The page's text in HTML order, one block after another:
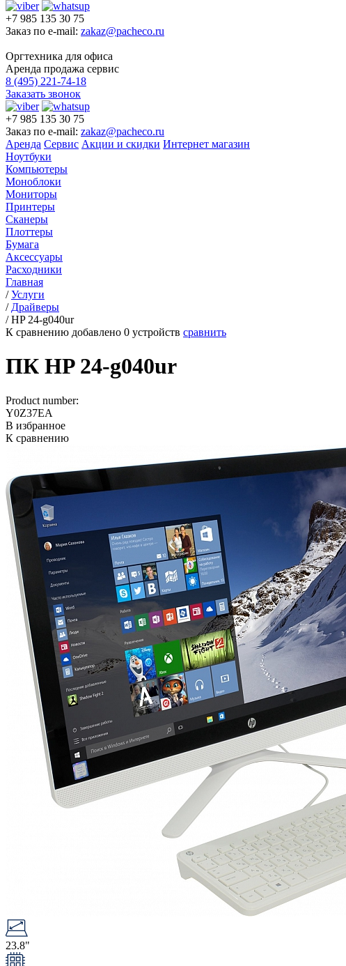
+7 985 135 30 75
Заказ по e-mail: zakaz@pacheco.ru
Оргтехника для офиса
Аренда продажа сервис
8 (495) 221-74-18
Заказать звонок
+7 985 135 30 75
Заказ по e-mail: zakaz@pacheco.ru
Аренда Сервис Акции и скидки Интернет магазин
Ноутбуки
Компьютеры
Моноблоки
Мониторы
Принтеры
Сканеры
Плоттеры
Бумага
Аксессуары
Расходники
Главная
/Услуги
/ Драйверы
/HP 24-g040ur
К сравнению добавлено 0 устройств сравнить
ПК HP 24-g040ur
Product number:
Y0Z37EA
В избранное
К сравнению
23.8"